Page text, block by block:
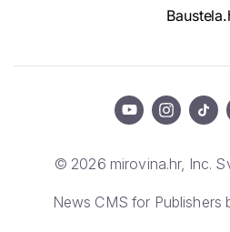
© 2026 mirovina.hr, Inc.
News CMS for Publishers